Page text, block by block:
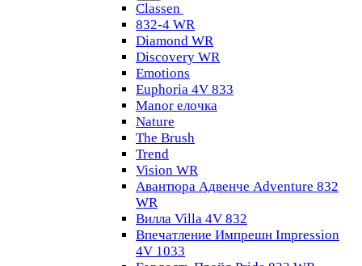
Classen
832-4 WR
Diamond WR
Discovery WR
Emotions
Euphoria 4V 833
Manor елочка
Nature
The Brush
Trend
Vision WR
Авантюра Адвенче Adventure 832
WR
Вилла Villa 4V 832
Впечатление Импрешн Impression
4V 1033